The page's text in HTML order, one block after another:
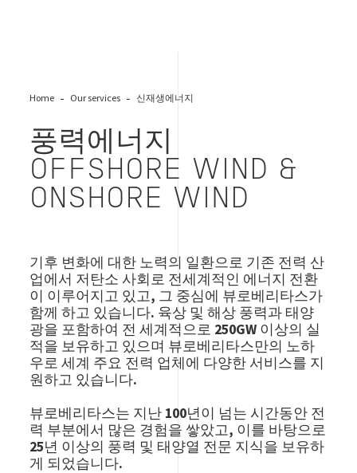
Home Our services 신재생에너지
풍력에너지
OFFSHORE WIND &
ONSHORE WIND
기후 변화에 대한 노력의 일환으로 기존 전력 산
업에서 저탄소 사회로 전세계적인 에너지 전환
이 이루어지고 있고, 그 중심에 뷰로베리타스가
함께 하고 있습니다. 육상 및 해상 풍력과 태양
광을 포함하여 전 세계적으로 250GW 이상의 실
적을 보유하고 있으며 뷰로베리타스만의 노하
우로 세계 주요 전력 업체에 다양한 서비스를 지
원하고 있습니다.
뷰로베리타스는 지난 100년이 넘는 시간동안 전
력 부분에서 많은 경험을 쌓았고, 이를 바탕으로
25년 이상의 풍력 및 태양열 전문 지식을 보유하
게 되었습니다.